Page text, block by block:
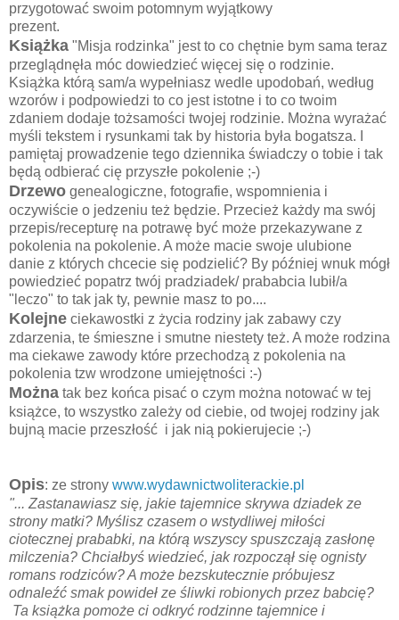
przygotować swoim potomnym wyjątkowy
prezent.
Książka "Misja rodzinka" jest to co chętnie bym sama teraz
przeglądnęła móc dowiedzieć więcej się o rodzinie.
Książka którą sam/a wypełniasz wedle upodobań, według
wzorów i podpowiedzi to co jest istotne i to co twoim
zdaniem dodaje tożsamości twojej rodzinie. Można wyrażać
myśli tekstem i rysunkami tak by historia była bogatsza. I
pamiętaj prowadzenie tego dziennika świadczy o tobie i tak
będą odbierać cię przyszłe pokolenie ;-)
Drzewo genealogiczne, fotografie, wspomnienia i
oczywiście o jedzeniu też będzie. Przecież każdy ma swój
przepis/recepturę na potrawę być może przekazywane z
pokolenia na pokolenie. A może macie swoje ulubione
danie z których chcecie się podzielić? By później wnuk mógł
powiedzieć popatrz twój pradziadek/ prababcia lubił/a
"leczo" to tak jak ty, pewnie masz to po....
Kolejne ciekawostki z życia rodziny jak zabawy czy
zdarzenia, te śmieszne i smutne niestety też. A może rodzina
ma ciekawe zawody które przechodzą z pokolenia na
pokolenia tzw wrodzone umiejętności :-)
Można tak bez końca pisać o czym można notować w tej
książce, to wszystko zależy od ciebie, od twojej rodziny jak
bujną macie przeszłość i jak nią pokierujecie ;-)
Opis: ze strony www.wydawnictwoliterackie.pl
"... Zastanawiasz się, jakie tajemnice skrywa dziadek ze
strony matki? Myślisz czasem o wstydliwej miłości
ciotecznej prababki, na którą wszyscy spuszczają zasłonę
milczenia? Chciałbyś wiedzieć, jak rozpoczął się ognisty
romans rodziców? A może bezskutecznie próbujesz
odnaleźć smak powideł ze śliwki robionych przez babcię?
Ta książka pomoże ci odkryć rodzinne tajemnice i